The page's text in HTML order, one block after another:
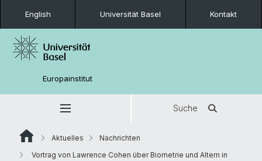
English Universität Basel Kontakt
Europainstitut
Suche
Aktuelles
Nachrichten
Vortrag von Lawrence Cohen über Biometrie und Altern in